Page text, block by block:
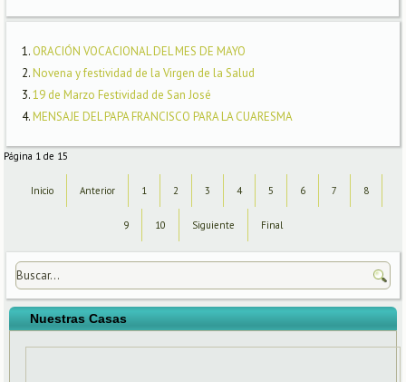
ORACIÓN VOCACIONAL DEL MES DE MAYO
Novena y festividad de la Virgen de la Salud
19 de Marzo Festividad de San José
MENSAJE DEL PAPA FRANCISCO PARA LA CUARESMA
Página 1 de 15
Inicio Anterior 1 2 3 4 5 6 7 8
9 10 Siguiente Final
Nuestras Casas